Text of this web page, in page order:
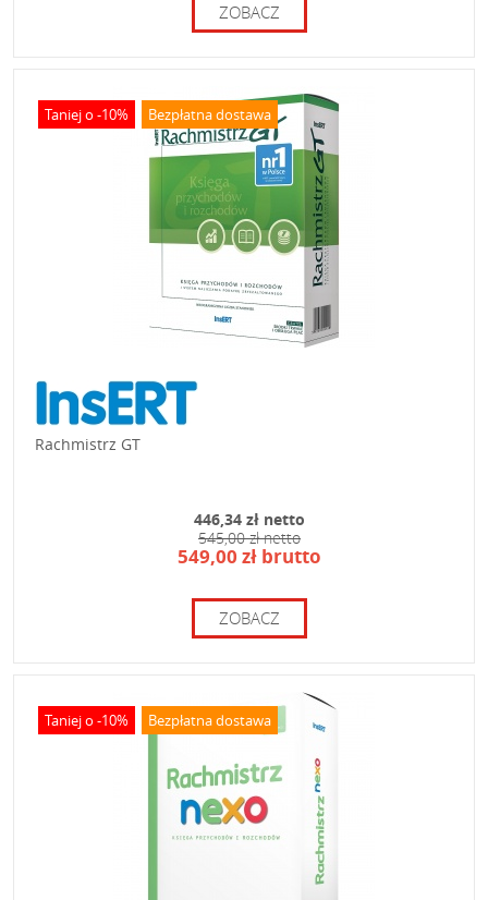
ZOBACZ
Taniej o -10% Bezpłatna dostawa
Rachmistrz GT
446,34 zł netto
545,00 zł netto
549,00 zł brutto
ZOBACZ
Taniej o -10% Bezpłatna dostawa